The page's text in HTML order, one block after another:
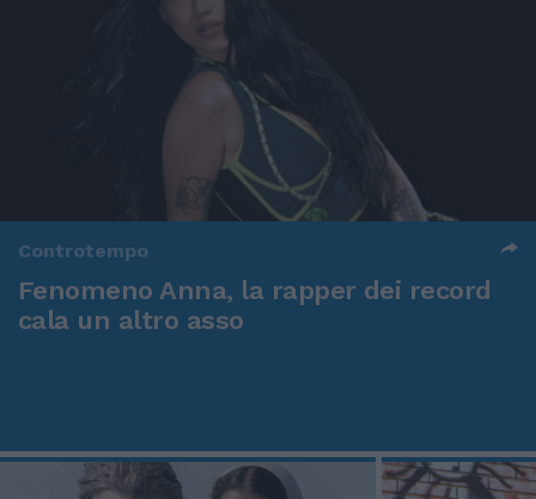
Controtempo
Fenomeno Anna, la rapper dei record
cala un altro asso